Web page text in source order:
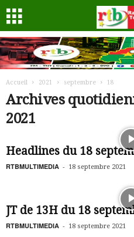
Accueil 2021 septembre 18
Archives
2021
Headlines du 18
RTBMULTIMEDIA - 18 septembre 2021
JT de 13H du 18
RTBMULTIMEDIA - 18 septembre 2021